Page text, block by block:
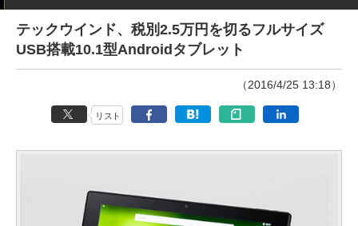
テックウインド、税別2.5万円を切るフルサイズ
USB搭載10.1型Androidタブレット
（2016/4/25 13:18）
リスト